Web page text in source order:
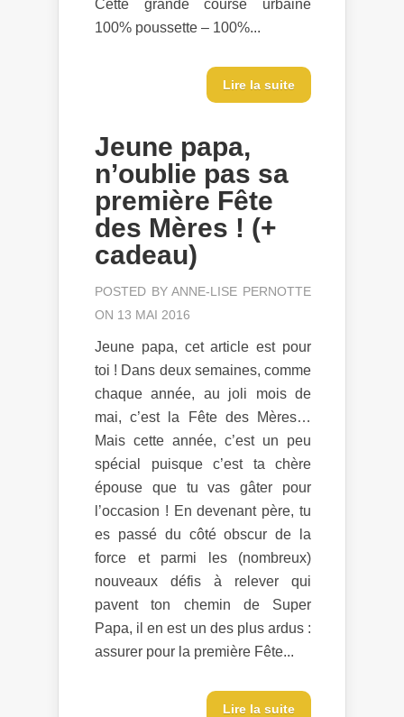
Cette grande course urbaine
100% poussette – 100%...
Lire la suite
Jeune papa,
n’oublie pas sa
première Fête
des Mères ! (+
cadeau)
POSTED BYANNE-LISE PERNOTTE
ON 13 MAI 2016
Jeune papa, cet article est pour
toi ! Dans deux semaines, comme
chaque année, au joli mois de
mai, c’est la Fête des Mères…
Mais cette année, c’est un peu
spécial puisque c’est ta chère
épouse que tu vas gâter pour
l’occasion ! En devenant père, tu
es passé du côté obscur de la
force et parmi les (nombreux)
nouveaux défis à relever qui
pavent ton chemin de Super
Papa, il en est un des plus ardus :
assurer pour la première Fête...
Lire la suite